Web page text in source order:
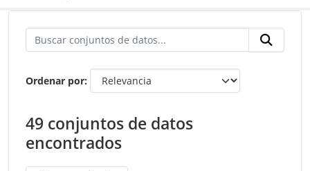
Ordenar por
49 conjuntos de datos
encontrados